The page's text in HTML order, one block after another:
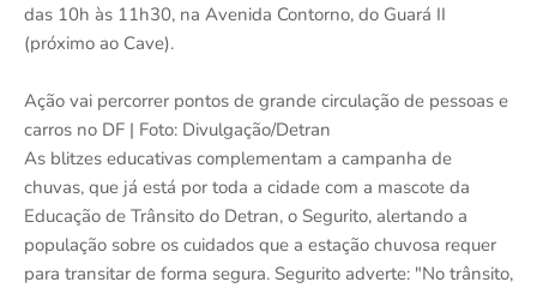
das 10h às 11h30, na Avenida Contorno, do Guará II
(próximo ao Cave).
Ação vai percorrer pontos de grande circulação de pessoas e
carros no DF | Foto: Divulgação/Detran
As blitzes educativas complementam a campanha de
chuvas, que já está por toda a cidade com a mascote da
Educação de Trânsito do Detran, o Segurito, alertando a
população sobre os cuidados que a estação chuvosa requer
para transitar de forma segura. Segurito adverte: "No trânsito,